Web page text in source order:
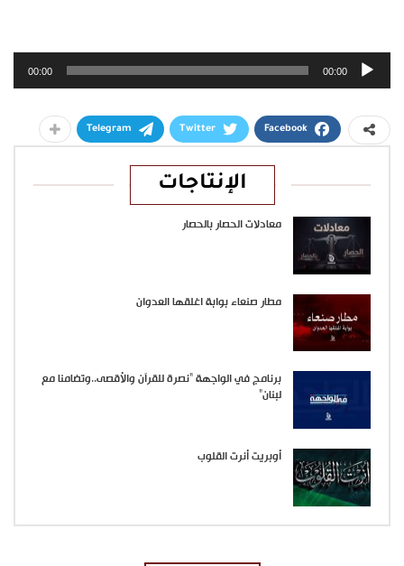
مشغل
الصوت
00:00
00:00
Facebook
Twitter
Telegram
الإنتاجات
معادلات الحصار بالحصار
مطار صنعاء بوابة اغلقها العدوان
برنامج في الواجهة “نصرة للقرآن والأقصى..وتضامنا مع
لبنان”
أوبريت أنرت القلوب